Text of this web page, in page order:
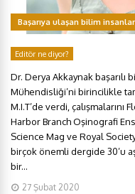
Başarıya ulaşan bilim
Editör ne diyor?
Dr. Derya Akkaynak başarılı
Mühendisliği’ni birincilikle
M.I.T’de verdi, çalışmalarını
Harbor Branch Oşinografi
Science Mag ve Royal
birçok önemli dergide 30’u
bir...
27 Şubat 2020